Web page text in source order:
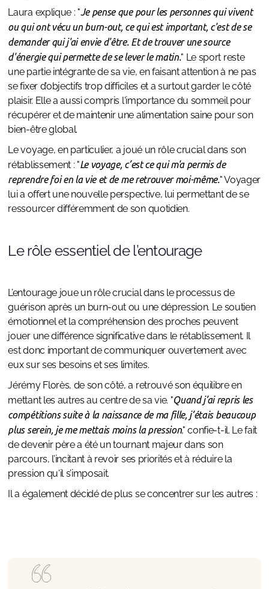
Laura explique : "Je pense que pour les personnes qui vivent
ou qui ont vécu un burn-out, ce qui est important, c'est de se
demander qui j'ai envie d'être. Et de trouver une source
d'énergie qui permette de se lever le matin." Le sport reste
une partie intégrante de sa vie, en faisant attention à ne pas
se fixer d’objectifs trop difficiles et a surtout garder le côté
plaisir. Elle a aussi compris l'importance du sommeil pour
récupérer et de maintenir une alimentation saine pour son
bien-être global.
Le voyage, en particulier, a joué un rôle crucial dans son
rétablissement : "Le voyage, c’est ce qui m'a permis de
reprendre foi en la vie et de me retrouver moi-même." Voyager
lui a offert une nouvelle perspective, lui permettant de se
ressourcer différemment de son quotidien.
Le rôle essentiel de l’entourage
L’entourage joue un rôle crucial dans le processus de
guérison après un burn-out ou une dépression. Le soutien
émotionnel et la compréhension des proches peuvent
jouer une différence significative dans le rétablissement. Il
est donc important de communiquer ouvertement avec
eux sur ses besoins et ses limites.
Jérémy Florès, de son côté, a retrouvé son équilibre en
mettant les autres au centre de sa vie. "Quand j’ai repris les
compétitions suite à la naissance de ma fille, j’étais beaucoup
plus serein, je me mettais moins la pression," confie-t-il. Le fait
de devenir père a été un tournant majeur dans son
parcours, l’incitant à revoir ses priorités et à réduire la
pression qu'il s’imposait.
Il a également décidé de plus se concentrer sur les autres :